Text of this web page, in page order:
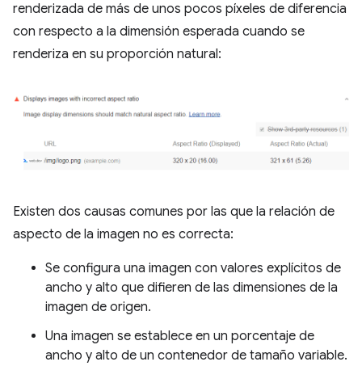
renderizada de más de unos pocos píxeles de diferencia
con respecto a la dimensión esperada cuando se
renderiza en su proporción natural:
Existen dos causas comunes por las que la relación de
aspecto de la imagen no es correcta:
Se configura una imagen con valores explícitos de
ancho y alto que difieren de las dimensiones de la
imagen de origen.
Una imagen se establece en un porcentaje de
ancho y alto de un contenedor de tamaño variable.